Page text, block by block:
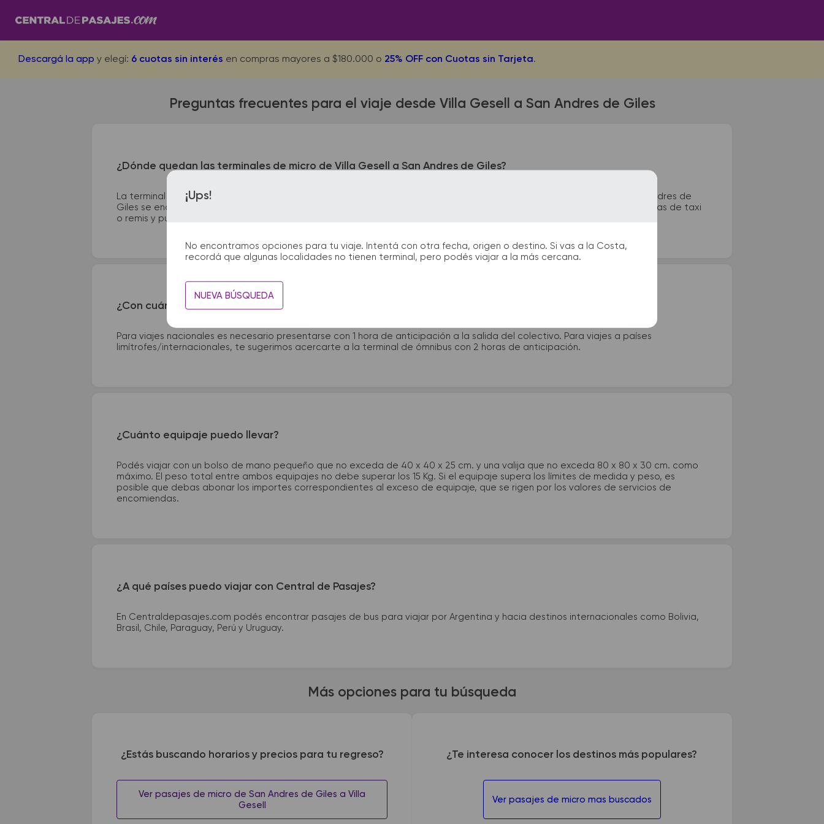
Descargá la app y elegí: 6 cuotas sin interés en compras mayores a $180.000 o 25% OFF con Cuotas sin Tarjeta.
¡Ups!
No encontramos opciones para tu viaje. Intentá con otra fecha, origen o destino. Si vas a la Costa,
recordá que algunas localidades no tienen terminal, pero podés viajar a la más cercana.
NUEVA BÚSQUEDA
Preguntas frecuentes para el viaje desde Villa Gesell a San Andres de Giles
¿Dónde quedan las terminales de micro de Villa Gesell a San Andres de Giles?
La terminal de ómnibus de Villa Gesell queda ubicada en Terminal - Paseo 140 y Av. 3. La terminal de colectivos de San Andres de
Giles se encuentra en Picheto y Cámpora - Terminal. En las terminales de bus podrás encontrar kioscos, sanitarios, paradas de taxi
o remis y puntos de información que te facilitarán la partida y el arribo durante tu viaje.
¿Con cuánta anticipación debo presentarme en la terminal de micros?
Para viajes nacionales es necesario presentarse con 1 hora de anticipación a la salida del colectivo. Para viajes a países
limítrofes/internacionales, te sugerimos acercarte a la terminal de ómnibus con 2 horas de anticipación.
¿Cuánto equipaje puedo llevar?
Podés viajar con un bolso de mano pequeño que no exceda de 40 x 40 x 25 cm. y una valija que no exceda 80 x 80 x 30 cm. como
máximo. El peso total entre ambos equipajes no debe superar los 15 Kg. Si el equipaje supera los límites de medida y peso, es
posible que debas abonar los importes correspondientes al exceso de equipaje, que se rigen por los valores de servicios de
encomiendas.
¿A qué países puedo viajar con Central de Pasajes?
En Centraldepasajes.com podés encontrar pasajes de bus para viajar por Argentina y hacia destinos internacionales como Bolivia,
Brasil, Chile, Paraguay, Perú y Uruguay.
Más opciones para tu búsqueda
¿Estás buscando horarios y precios para tu regreso?
Ver pasajes de micro de San Andres de Giles a Villa
Gesell
¿Te interesa conocer los destinos más populares?
Ver pasajes de micro mas buscados